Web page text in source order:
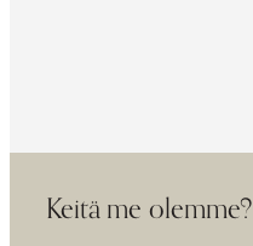
Keitä me olemme?